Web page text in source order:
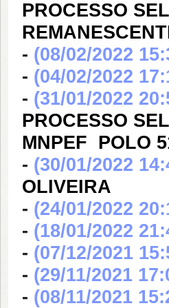
PROCESSO
- (08/02/2022
- (04/02/2022
- (31/01/2022
PROCESSO
MNPEF  POLO
- (30/01/2022
OLIVEIRA
- (24/01/2022
- (18/01/2022
- (07/12/2021
- (29/11/2021
- (08/11/2021